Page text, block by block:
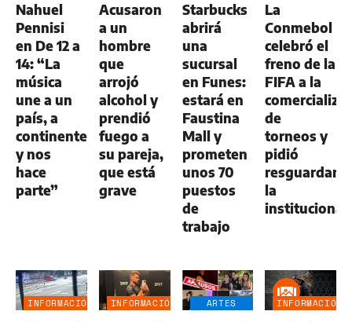
Nahuel
Pennisi
en De 12 a
14: “La
música
une a un
país, a
continentes
y nos
hace
parte”
Acusaron
a un
hombre
que
arrojó
alcohol y
prendió
fuego a
su pareja,
que está
grave
Starbucks
abrirá
una
sucursal
en Funes:
estará en
Faustina
Mall y
prometen
unos 70
puestos
de
trabajo
La
Conmebol
celebró el
freno de la
FIFA a la
de
torneos y
pidió
resguardar
la
INFORMACIÓN
INFORMACIÓN
ARTES
INFORMACIÓN